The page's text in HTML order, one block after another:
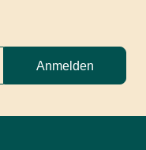
Anmelden